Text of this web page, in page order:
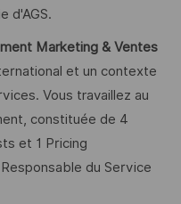
d'AGS.
Marketing & Ventes
et un contexte
Vous travaillez au
constituée de 4
et 1 Pricing
du Service